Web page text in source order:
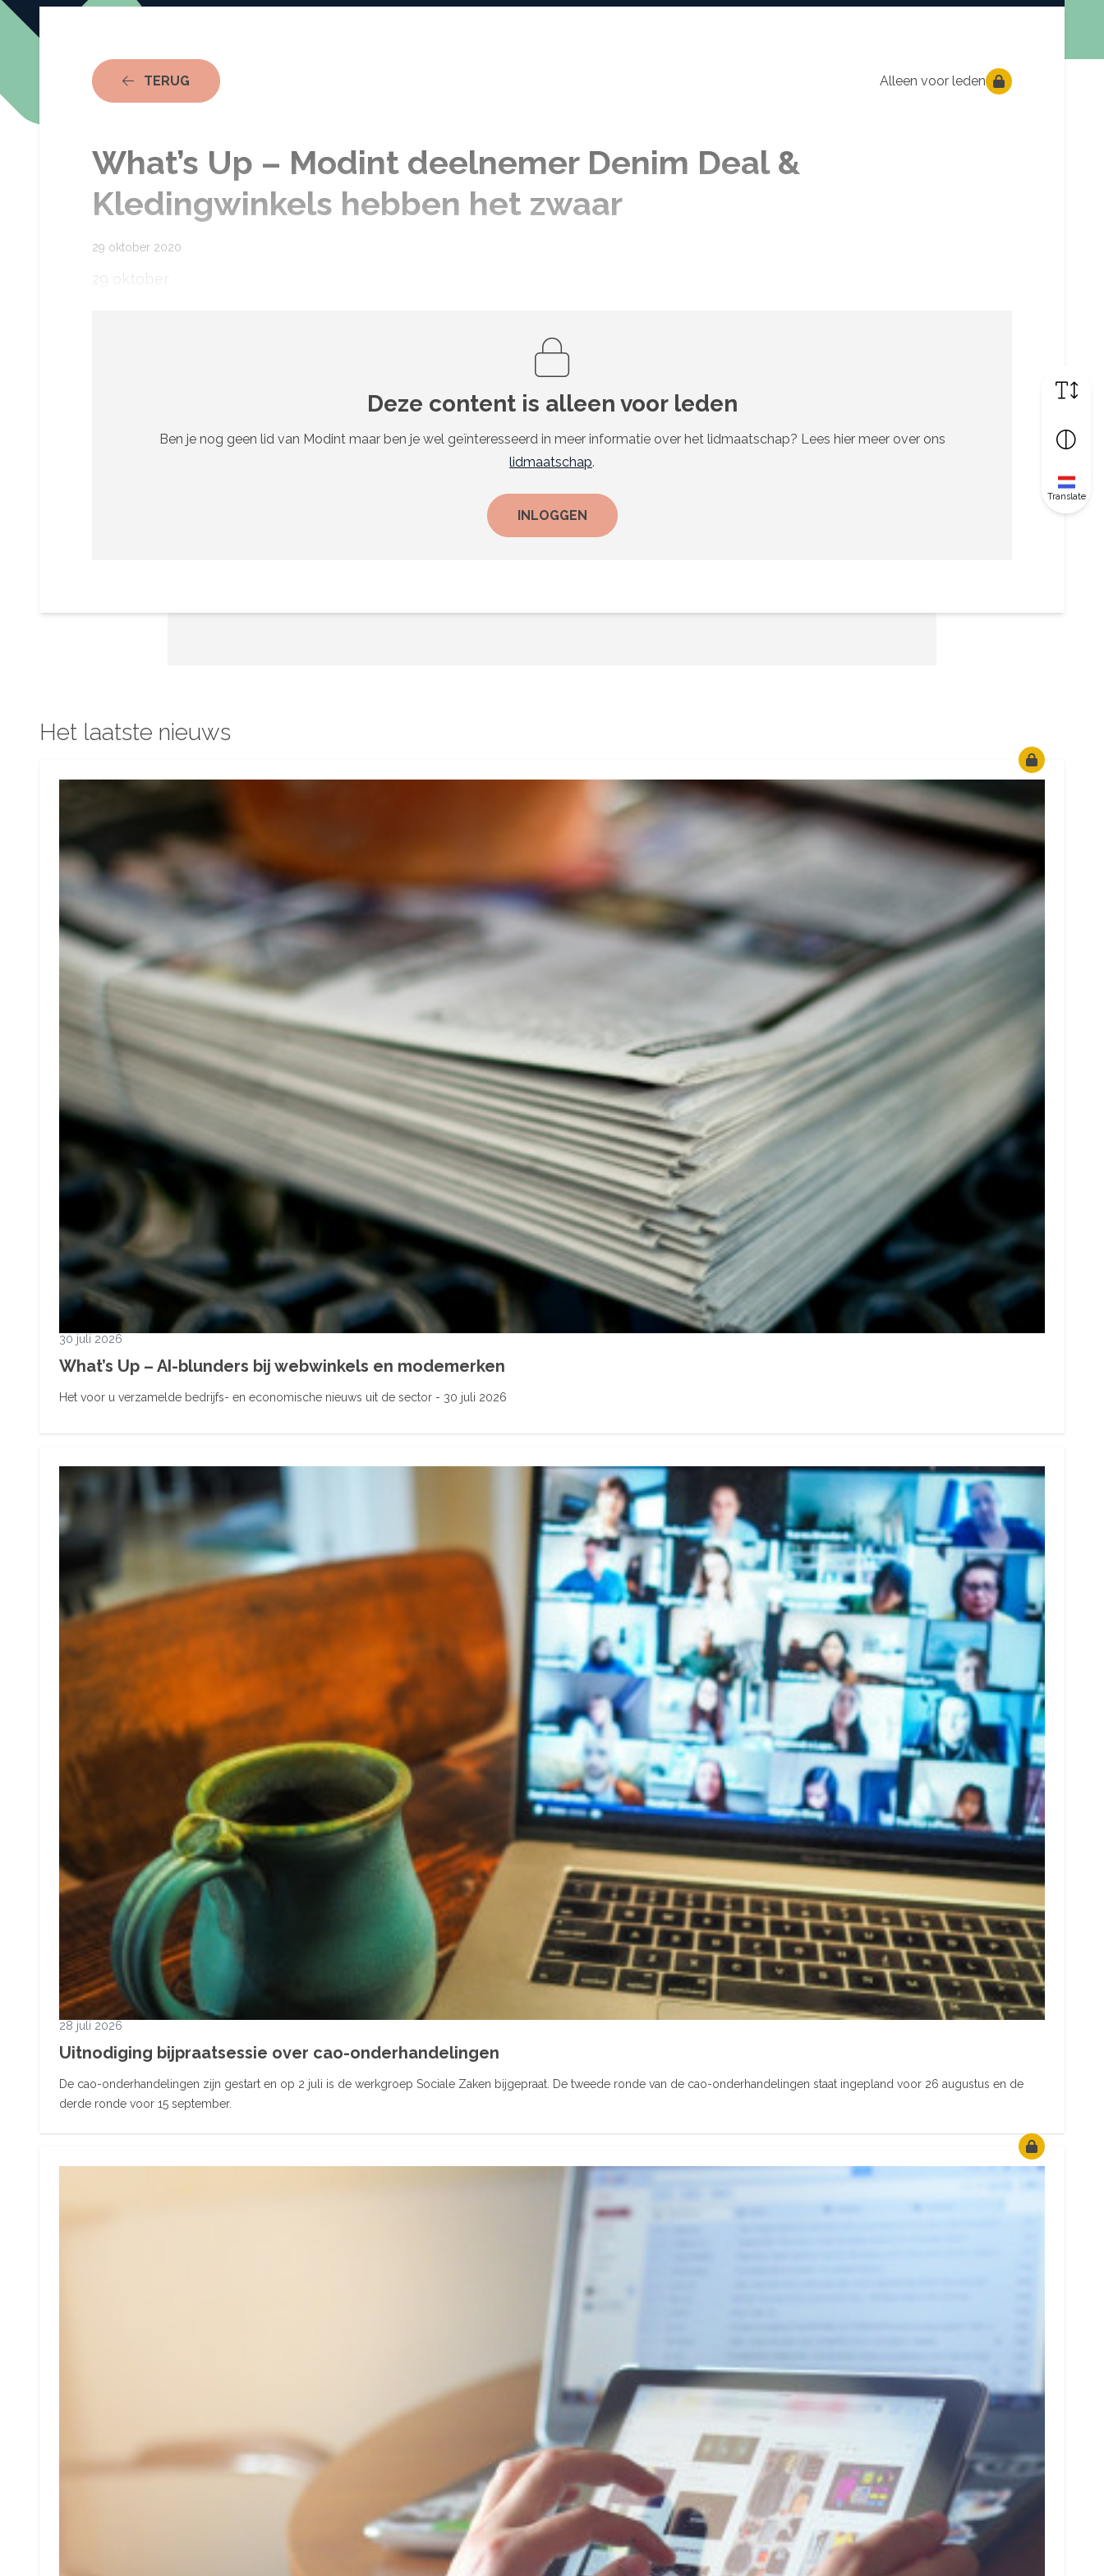
Translate
TERUG NAAR ACTUEEL Alleen voor leden
What’s Up – Modint deelnemer Denim Deal &
Kledingwinkels hebben het zwaar
29 oktober 2020
29 oktober
Deze content is alleen voor leden
Ben je nog geen lid van Modint maar ben je wel geïnteresseerd in meer informatie over het lidmaatschap? Lees hier meer over ons
lidmaatschap.
INLOGGEN
Het laatste nieuws
What’s Up – AI-blunders bij webwinkels en modemerken
30 juli 2026
Het voor u verzamelde bedrijfs- en economische nieuws uit de sector - 30 juli 2026
Uitnodiging bijpraatsessie over cao-onderhandelingen
28 juli 2026
De cao-onderhandelingen zijn gestart en op 2 juli is de werkgroep Sociale Zaken bijgepraat. De tweede ronde van de cao-onderhandelingen staat ingepland voor 26 augustus en de
derde ronde voor 15 september.